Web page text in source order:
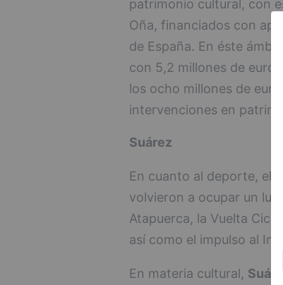
patrimonio cultural, con
Oña, financiados con
de España. En éste
con 5,2 millones de
los ocho millones de
intervenciones en
Suárez
En cuanto al deporte, el
volvieron a ocupar un
Atapuerca, la Vuelta
así como el impulso al
En materia cultural,